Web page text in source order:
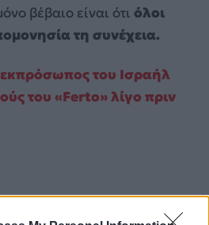
βέβαιο είναι ότι όλοι
τη συνέχεια.
του Ισραήλ
του «Ferto» λίγο πριν